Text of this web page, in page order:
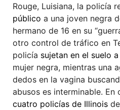
Rouge, Luisiana, la policía
público a una joven negra
hermano de 16 en su
otro control de tráfico en
policía sujetan en el suelo
mujer negra, mientras una
dedos en la vagina
abusos es interminable.
cuatro policías de Illinois